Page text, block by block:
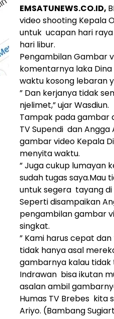
EMSATUNEWS.CO.ID,
video shooting Kepala
untuk ucapan hari raya
hari libur.
Pengambilan Gambar
komentarnya laka
waktu kosong lebaran
” Dan kerjanya tidak
njelimet,” ujar Wasdiun.
Tampak pada gambar
TV Supendi dan
gambar video Kepala
menyita waktu.
” Juga cukup lumayan
sudah tugas saya.Mau
untuk segera tayang di
Seperti disampaikan
pengambilan gambar
singkat.
” Kami harus cepat
tidak hanya asal
gambarnya kalau tidak
Indrawan bisa ikutan
asalan ambil
Humas TV Brebes kita
Ariyo. (Bambang